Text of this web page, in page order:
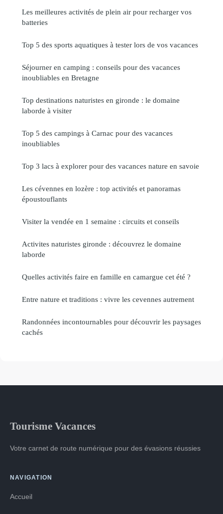
Les meilleures activités de plein air pour recharger vos
batteries
Top 5 des sports aquatiques à tester lors de vos vacances
Séjourner en camping : conseils pour des vacances
inoubliables en Bretagne
Top destinations naturistes en gironde : le domaine
laborde à visiter
Top 5 des campings à Carnac pour des vacances
inoubliables
Top 3 lacs à explorer pour des vacances nature en savoie
Les cévennes en lozère : top activités et panoramas
époustouflants
Visiter la vendée en 1 semaine : circuits et conseils
Activites naturistes gironde : découvrez le domaine
laborde
Quelles activités faire en famille en camargue cet été ?
Entre nature et traditions : vivre les cevennes autrement
Randonnées incontournables pour découvrir les paysages
cachés
Tourisme Vacances
Votre carnet de route numérique pour des évasions réussies
NAVIGATION
Accueil